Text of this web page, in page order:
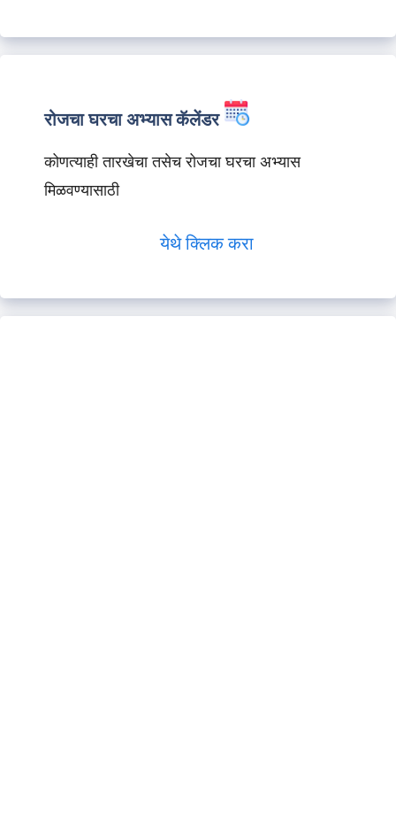
रोजचा घरचा अभ्यास कॅलेंडर
कोणत्याही तारखेचा तसेच रोजचा घरचा अभ्यास
मिळवण्यासाठी
येथे क्लिक करा